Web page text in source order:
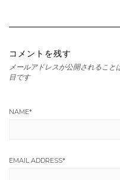
コメントを残す
メールアドレスが公開されること
目です
NAME*
EMAIL ADDRESS*